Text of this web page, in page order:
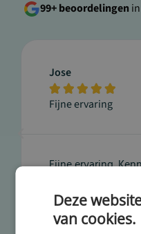
99+ beoordelingen
Jose
    
Fijne ervaring
Fijne ervaring.
Deze
van cookies.